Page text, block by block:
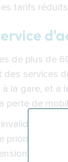
tarifs
de plus de
services
la gare, et à
perte de
;
priorité ou de